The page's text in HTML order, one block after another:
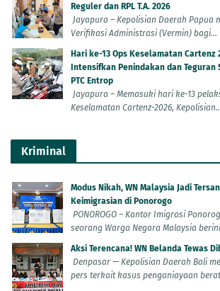
Reguler dan RPL T.A. 2026
Jayapura – Kepolisian Daerah Papua
Verifikasi Administrasi (Vermin) bagi...
Hari ke-13 Ops Keselamatan Cartenz
Intensifkan Penindakan dan Teguran
PTC Entrop
Jayapura – Memasuki hari ke-13
Keselamatan Cartenz-2026,
Kriminal
Modus Nikah, WN Malaysia Jadi
Keimigrasian di Ponorogo
PONOROGO – Kantor Imigrasi
seorang Warga Negara Malaysia
Aksi Terencana! WN Belanda Tewas
Denpasar — Kepolisian Daerah Bali
pers terkait kasus penganiayaan